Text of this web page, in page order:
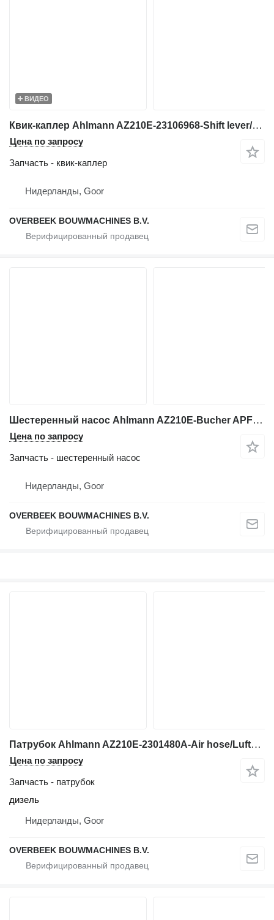
ВИДЕО
Квик-каплер Ahlmann AZ210E-23106968-Shift lever/Umlenkhebel/Duwstuk для фронтального погрузчика
Цена по запросу
Запчасть - квик-каплер
Нидерланды, Goor
OVERBEEK BOUWMACHINES B.V.
Шестеренный насос Ahlmann AZ210E-Bucher APFM200-Gearpump/Lueftermotor для фронтального погрузчика
Цена по запросу
Запчасть - шестеренный насос
Нидерланды, Goor
OVERBEEK BOUWMACHINES B.V.
Патрубок Ahlmann AZ210E-2301480A-Air hose/Luftschläuch/Luchtslang для фронтального погрузчика
Цена по запросу
Запчасть - патрубок
дизель
Нидерланды, Goor
OVERBEEK BOUWMACHINES B.V.